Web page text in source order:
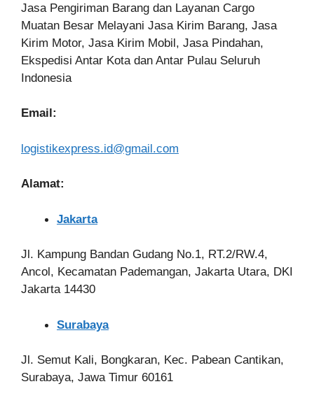
Jasa Pengiriman Barang dan Layanan Cargo
Muatan Besar Melayani Jasa Kirim Barang, Jasa
Kirim Motor, Jasa Kirim Mobil, Jasa Pindahan,
Ekspedisi Antar Kota dan Antar Pulau Seluruh
Indonesia
Email:
logistikexpress.id@gmail.com
Alamat:
Jakarta
Jl. Kampung Bandan Gudang No.1, RT.2/RW.4,
Ancol, Kecamatan Pademangan, Jakarta Utara, DKI
Jakarta 14430
Surabaya
Jl. Semut Kali, Bongkaran, Kec. Pabean Cantikan,
Surabaya, Jawa Timur 60161